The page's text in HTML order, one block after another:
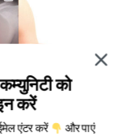
को
करें
एंटर करें
और पाएं